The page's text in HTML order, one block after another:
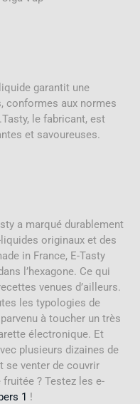
garantit une
conformes aux normes
le fabricant, est
et savoureuses.
a marqué durablement
originaux et des
in France, E-Tasty
l’hexagone. Ce qui
venues d’ailleurs.
les typologies de
à toucher un très
électronique. Et
plusieurs dizaines de
se venter de couvrir
fruitée ? Testez les e-
1 !